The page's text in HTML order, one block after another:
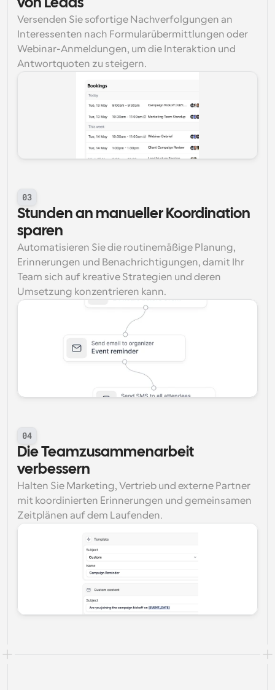
von Leads
Versenden Sie sofortige Nachverfolgungen an
Interessenten nach Formularübermittlungen oder
Webinar-Anmeldungen, um die Interaktion und
Antwortquoten zu steigern.
03
Stunden an manueller Koordination
sparen
Automatisieren Sie die routinemäßige Planung,
Erinnerungen und Benachrichtigungen, damit Ihr
Team sich auf kreative Strategien und deren
Umsetzung konzentrieren kann.
04
Die Teamzusammenarbeit
verbessern
Halten Sie Marketing, Vertrieb und externe Partner
mit koordinierten Erinnerungen und gemeinsamen
Zeitplänen auf dem Laufenden.